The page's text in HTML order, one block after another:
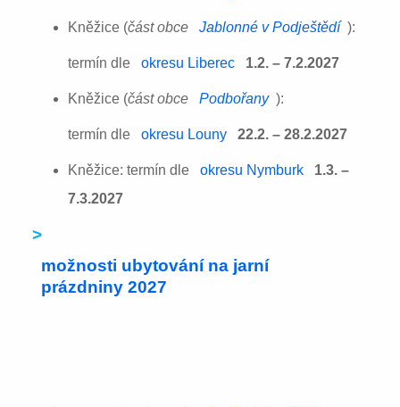
Kněžice (část obce Jablonné v Podještědí ):
termín dle okresu Liberec 1.2. – 7.2.2027
Kněžice (část obce Podbořany ):
termín dle okresu Louny 22.2. – 28.2.2027
Kněžice: termín dle okresu Nymburk
1.3. –
7.3.2027
>
možnosti ubytování na jarní
prázdniny 2027